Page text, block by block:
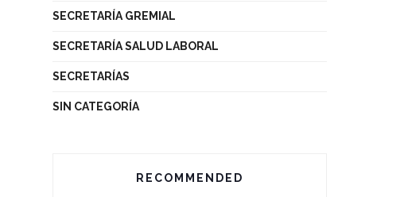
SECRETARÍA GREMIAL
SECRETARÍA SALUD LABORAL
SECRETARÍAS
SIN CATEGORÍA
RECOMMENDED